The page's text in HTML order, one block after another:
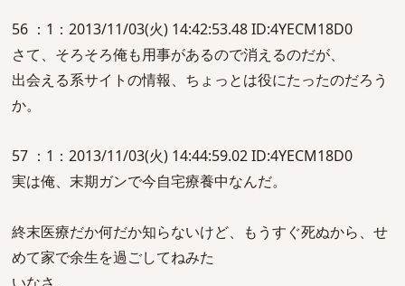
56 ：1：2013/11/03(火) 14:42:53.48 ID:4YECM18D0
さて、そろそろ俺も用事があるので消えるのだが、
出会える系サイトの情報、ちょっとは役にたったのだろう
か。
57 ：1：2013/11/03(火) 14:44:59.02 ID:4YECM18D0
実は俺、末期ガンで今自宅療養中なんだ。
終末医療だか何だか知らないけど、もうすぐ死ぬから、せ
めて家で余生を過ごしてねみた